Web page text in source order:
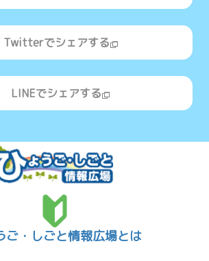
Twitterでシェアする
LINEでシェアする
ご・しごと情報広場とは